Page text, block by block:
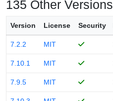
135 Other Versions
Version License Security
7.2.2 MIT
7.10.1 MIT
7.9.5 MIT